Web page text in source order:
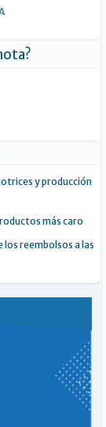
y producción
más caro
los reembolsos a las